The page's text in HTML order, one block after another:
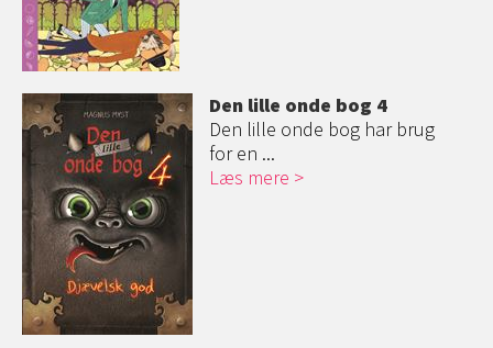
Den lille onde bog 4
Den lille onde bog har brug
for en ...
Læs mere